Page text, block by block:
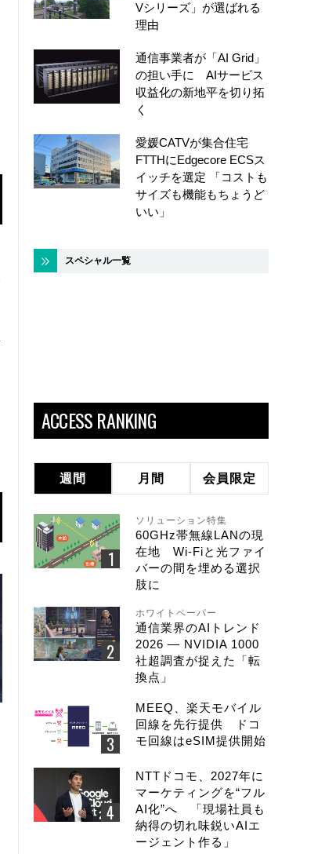
Vシリーズ」が選ばれる
理由
通信事業者が「AI Grid」
の担い手に AIサービス
収益化の新地平を切り拓
く
愛媛CATVが集合住宅
FTTHにEdgecore ECSス
イッチを選定 「コストも
サイズも機能もちょうど
いい」
スペシャル一覧
ACCESS RANKING
週間 月間 会員限定
ソリューション特集
60GHz帯無線LANの現
在地 Wi-Fiと光ファイ
バーの間を埋める選択
肢に
ホワイトペーパー
通信業界のAIトレンド
2026 ― NVIDIA 1000
社超調査が捉えた「転
換点」
MEEQ、楽天モバイル
回線を先行提供 ドコ
モ回線はeSIM提供開始
NTTドコモ、2027年に
マーケティングを“フル
AI化”へ 「現場社員も
納得の切れ味鋭いAIエ
ージェント作る」